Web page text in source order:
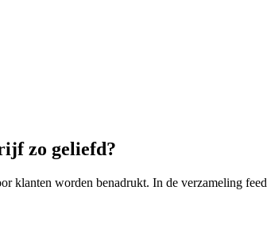
zo geliefd?
klanten worden benadrukt. In de verzameling